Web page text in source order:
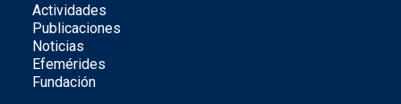
Actividades
Publicaciones
Noticias
Efemérides
Fundación